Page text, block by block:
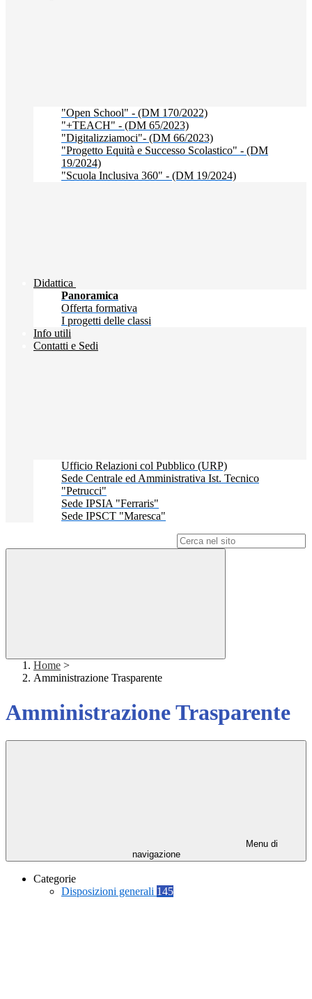
"Open School" - (DM 170/2022)
"+TEACH" - (DM 65/2023)
"Digitalizziamoci"- (DM 66/2023)
"Progetto Equità e Successo Scolastico" - (DM
19/2024)
"Scuola Inclusiva 360" - (DM 19/2024)
Didattica
Panoramica
Offerta formativa
I progetti delle classi
Info utili
Contatti e Sedi
Ufficio Relazioni col Pubblico (URP)
Sede Centrale ed Amministrativa Ist. Tecnico
"Petrucci"
Sede IPSIA "Ferraris"
Sede IPSCT "Maresca"
Home >
Amministrazione Trasparente
Amministrazione Trasparente
Menu di
navigazione
Categorie
Disposizioni generali 145